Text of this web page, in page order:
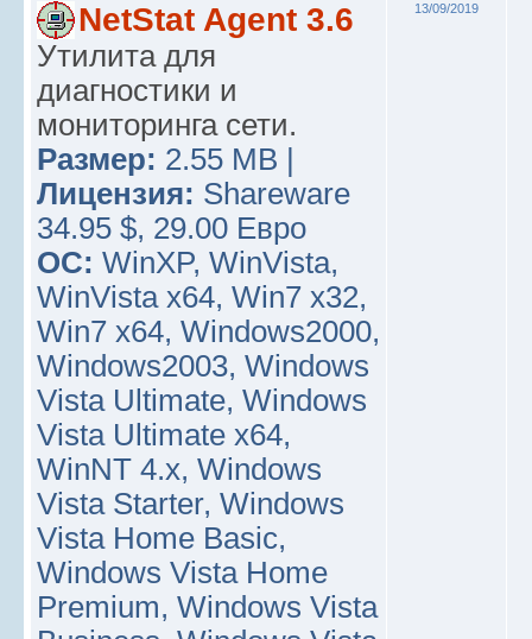
NetStat Agent 3.6
Утилита для
диагностики и
мониторинга сети.
Размер: 2.55 MB |
Лицензия: Shareware
34.95 $, 29.00 Евро
ОС: WinXP, WinVista,
WinVista x64, Win7 x32,
Win7 x64, Windows2000,
Windows2003, Windows
Vista Ultimate, Windows
Vista Ultimate x64,
WinNT 4.x, Windows
Vista Starter, Windows
Vista Home Basic,
Windows Vista Home
Premium, Windows Vista
13/09/2019